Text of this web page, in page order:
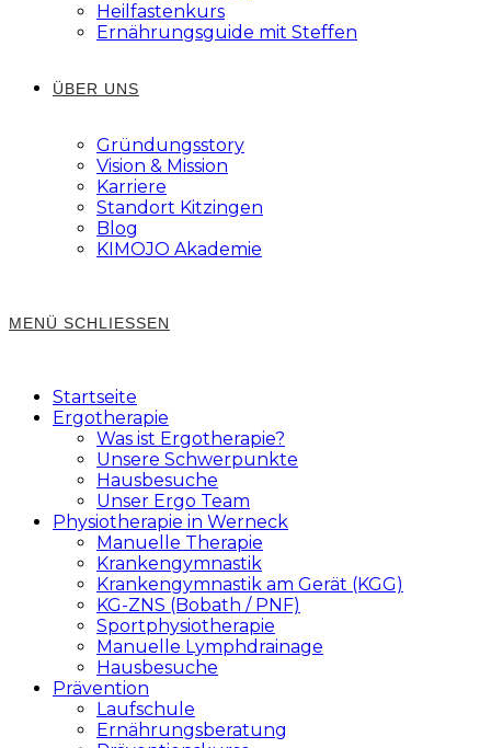
Heilfastenkurs
Ernährungsguide mit Steffen
ÜBER UNS
Gründungsstory
Vision & Mission
Karriere
Standort Kitzingen
Blog
KIMOJO Akademie
MENÜ SCHLIESSEN
Startseite
Ergotherapie
Was ist Ergotherapie?
Unsere Schwerpunkte
Hausbesuche
Unser Ergo Team
Physiotherapie in Werneck
Manuelle Therapie
Krankengymnastik
Krankengymnastik am Gerät (KGG)
KG-ZNS (Bobath / PNF)
Sportphysiotherapie
Manuelle Lymphdrainage
Hausbesuche
Prävention
Laufschule
Ernährungsberatung